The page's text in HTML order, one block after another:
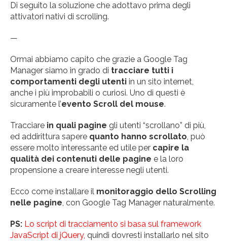
Di seguito la soluzione che adottavo prima degli
attivatori nativi di scrolling.
—
Ormai abbiamo capito che grazie a Google Tag
Manager siamo in grado di tracciare tutti i
comportamenti degli utenti in un sito internet,
anche i più improbabili o curiosi. Uno di questi è
sicuramente l’evento Scroll del mouse.
Tracciare in quali pagine gli utenti “scrollano” di più,
ed addirittura sapere quanto hanno scrollato, può
essere molto interessante ed utile per capire la
qualità dei contenuti delle pagine e la loro
propensione a creare interesse negli utenti.
Ecco come installare il monitoraggio dello Scrolling
nelle pagine, con Google Tag Manager naturalmente.
PS: Lo script di tracciamento si basa sul framework
JavaScript di jQuery, quindi dovresti installarlo nel sito